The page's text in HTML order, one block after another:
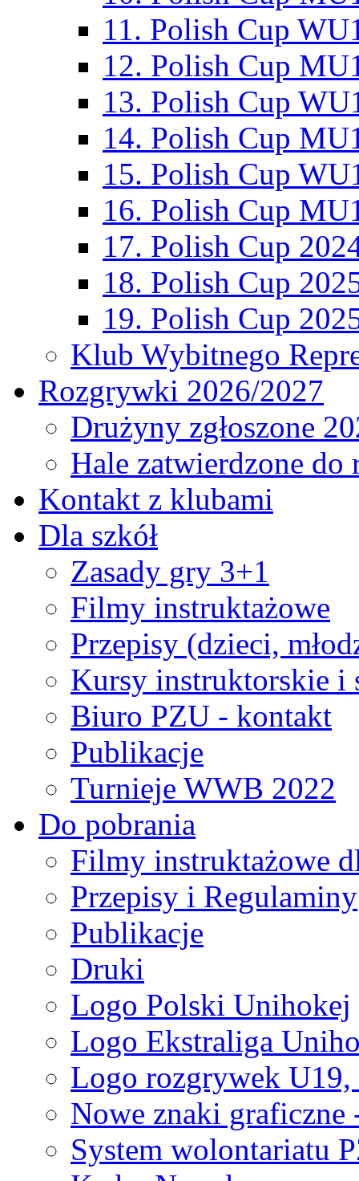
11. Polish Cup
12. Polish Cup
13. Polish Cup
14. Polish Cup
15. Polish Cup
16. Polish Cup
17. Polish Cup
18. Polish Cup
19. Polish Cup
Klub Wybitnego
Rozgrywki 2026/2027
Drużyny zgłoszone
Hale zatwierdzone
Kontakt z klubami
Dla szkół
Zasady gry 3+1
Filmy instruktażowe
Przepisy (dzieci,
Kursy instruktorskie i
Biuro PZU - kontakt
Publikacje
Turnieje WWB 2022
Do pobrania
Filmy instruktażowe
Przepisy i Regulaminy
Publikacje
Druki
Logo Polski Unihokej
Logo Ekstraliga
Logo rozgrywek
Nowe znaki graficzne
System wolontariatu